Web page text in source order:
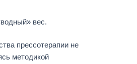
вес.
прессотерапии не
методикой